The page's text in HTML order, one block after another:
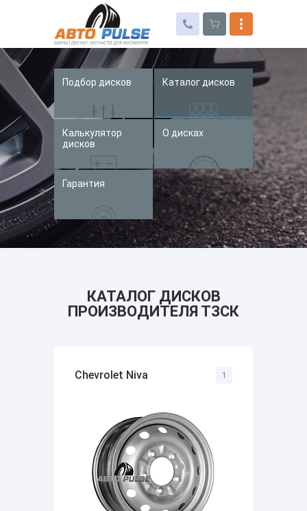
Автошины
Колесные диски
Запчасти для иномарок
Услуги
Доставка и оплата
Контакты
Подбор дисков Каталог дисков
Калькулятор
дисков
О дисках
Гарантия
КАТАЛОГ ДИСКОВ
ПРОИЗВОДИТЕЛЯ ТЗСК
Chevrolet Niva 1